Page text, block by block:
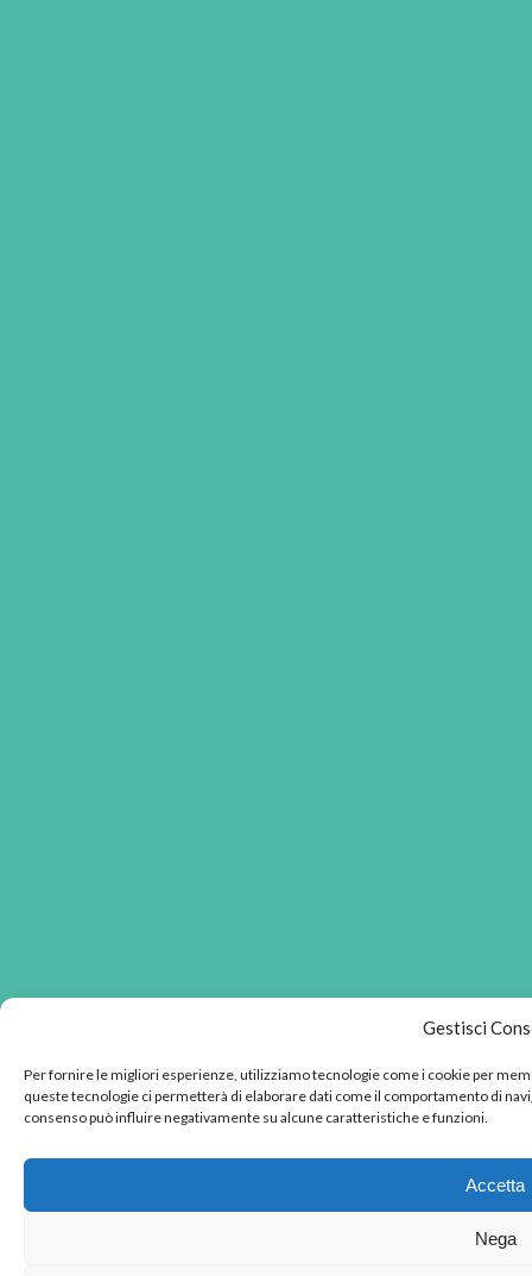
Gestisci
Per fornire le migliori esperienze, utilizziamo tecnologie come i cookie per
queste tecnologie ci permetterà di elaborare dati come il comportamento di
consenso può influire negativamente su alcune caratteristiche e funzioni.
Accetta
Nega